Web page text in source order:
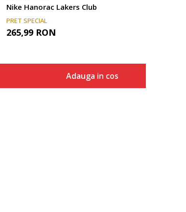
Nike Hanorac Lakers Club
PRET SPECIAL
265,99 RON
Adauga in cos